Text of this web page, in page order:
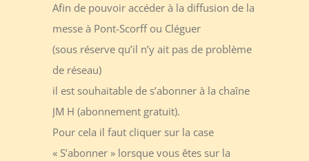
Afin de pouvoir accéder à la diffusion de la
messe à Pont-Scorff ou Cléguer
(sous réserve qu’il n’y ait pas de problème
de réseau)
il est souhaitable de s’abonner à la chaîne
JM H (abonnement gratuit).
Pour cela il faut cliquer sur la case
« S’abonner » lorsque vous êtes sur la